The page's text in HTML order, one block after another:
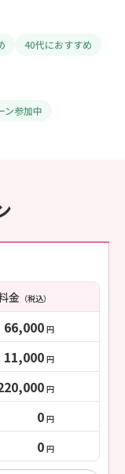
40代におすすめ
ン参加中
金（税込）
66,000 円
11,000 円
円
0 円
0 円